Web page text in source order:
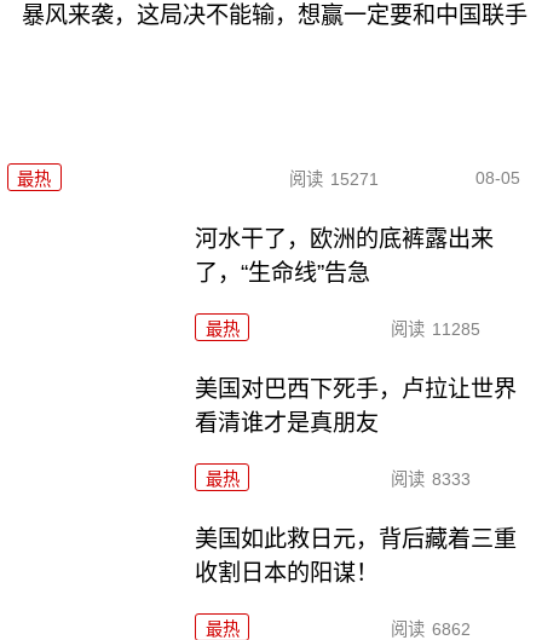
暴风来袭，这局决不能输，想赢一定要和中国联手
最热 阅读 15271 08-05
河水干了，欧洲的底裤露出来
了，“生命线”告急
最热 阅读 11285
美国对巴西下死手，卢拉让世界
看清谁才是真朋友
最热 阅读 8333
美国如此救日元，背后藏着三重
收割日本的阳谋！
最热 阅读 6862